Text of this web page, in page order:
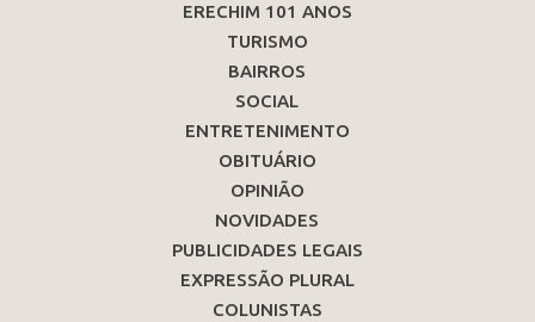
ERECHIM 101 ANOS
TURISMO
BAIRROS
SOCIAL
ENTRETENIMENTO
OBITUÁRIO
OPINIÃO
NOVIDADES
PUBLICIDADES LEGAIS
EXPRESSÃO PLURAL
COLUNISTAS